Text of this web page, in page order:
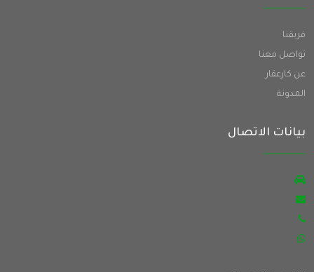
فريقنا
تواصل معنا
عن كارعقار
المدونة
بيانات الاتصال